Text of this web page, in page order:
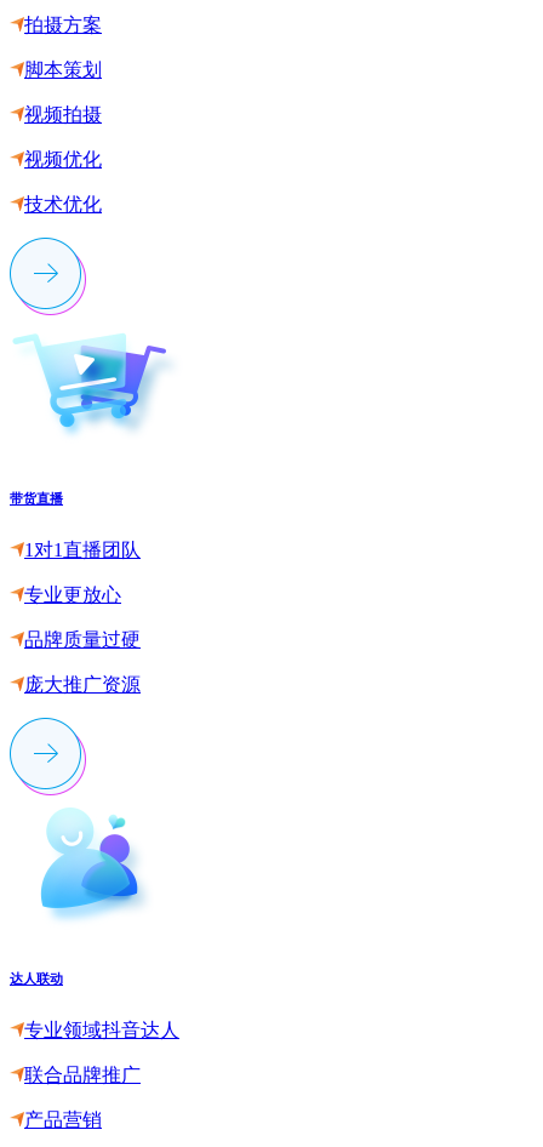
拍摄方案
脚本策划
视频拍摄
视频优化
技术优化
带货直播
1对1直播团队
专业更放心
品牌质量过硬
庞大推广资源
达人联动
专业领域抖音达人
联合品牌推广
产品营销